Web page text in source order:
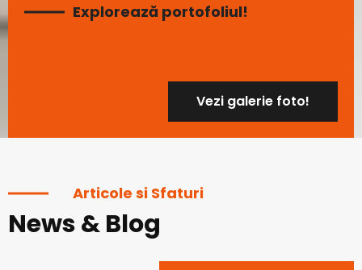
Explorează portofoliul!
Vezi galerie foto!
Articole si Sfaturi
News & Blog